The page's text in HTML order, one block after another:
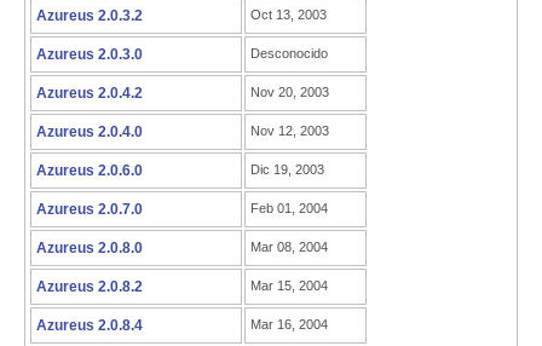
Azureus 2.0.3.2 Oct 13, 2003
Azureus 2.0.3.0 Desconocido
Azureus 2.0.4.2 Nov 20, 2003
Azureus 2.0.4.0 Nov 12, 2003
Azureus 2.0.6.0 Dic 19, 2003
Azureus 2.0.7.0 Feb 01, 2004
Azureus 2.0.8.0 Mar 08, 2004
Azureus 2.0.8.2 Mar 15, 2004
Azureus 2.0.8.4 Mar 16, 2004